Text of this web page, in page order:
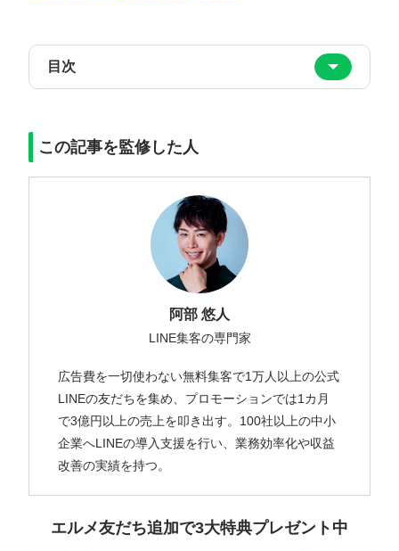
目次
この記事を監修した人
阿部 悠人
LINE集客の専門家
広告費を一切使わない無料集客で1万人以上の公式
LINEの友だちを集め、プロモーションでは1カ月
で3億円以上の売上を叩き出す。100社以上の中小
企業へLINEの導入支援を行い、業務効率化や収益
改善の実績を持つ。
エルメ友だち追加で3大特典プレゼント中